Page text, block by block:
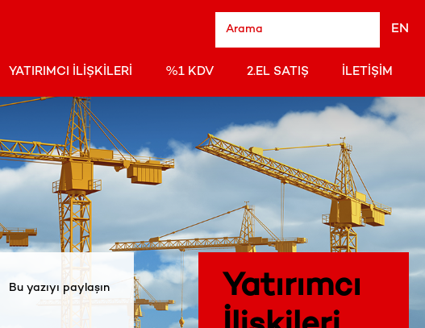
EN
YATIRIMCI İLIŞKILERI %1 KDV 2.EL SATIŞ İLETIŞIM
Bu yazıyı paylaşın
Yatırımcı